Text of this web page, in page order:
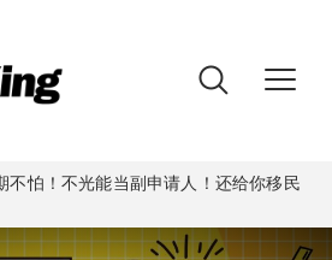
不怕！不光能当副申请人！还给你移民